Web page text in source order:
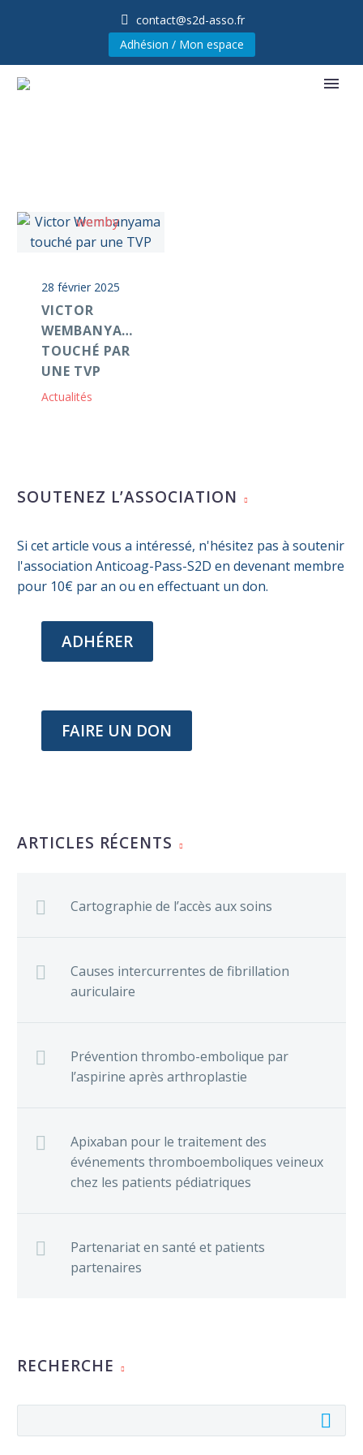
contact@s2d-asso.fr
Adhésion / Mon espace
28 février 2025
VICTOR
WEMBANYAMA
TOUCHÉ PAR
UNE TVP
Actualités
SOUTENEZ L’ASSOCIATION
Si cet article vous a intéressé, n'hésitez pas à soutenir
l'association Anticoag-Pass-S2D en devenant membre
pour 10€ par an ou en effectuant un don.
ADHÉRER
FAIRE UN DON
ARTICLES RÉCENTS
Cartographie de l’accès aux soins
Causes intercurrentes de fibrillation
auriculaire
Prévention thrombo-embolique par
l’aspirine après arthroplastie
Apixaban pour le traitement des
événements thromboemboliques veineux
chez les patients pédiatriques
Partenariat en santé et patients
partenaires
RECHERCHE